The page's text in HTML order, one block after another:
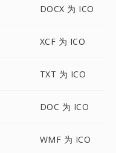
DOCX 为 ICO
XCF 为 ICO
TXT 为 ICO
DOC 为 ICO
WMF 为 ICO